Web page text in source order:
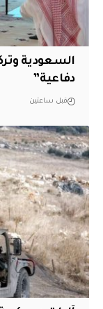
السعودية
دفاعية”
قبل ساعتين